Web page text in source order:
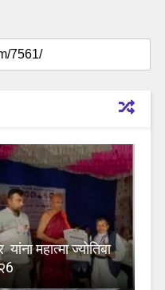
महात्मा ज्योतिबा